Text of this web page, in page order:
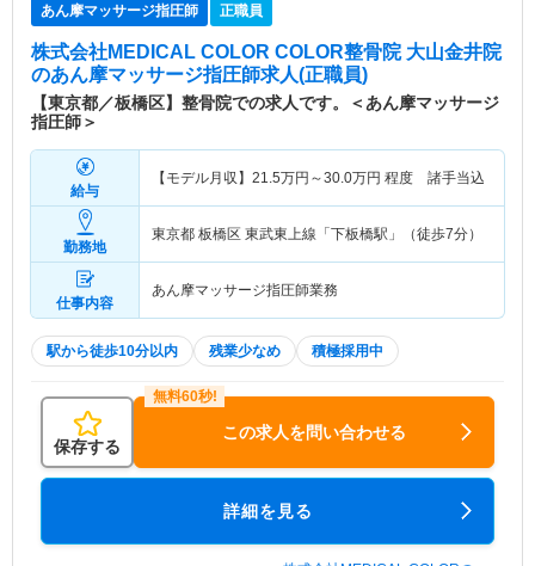
あん摩マッサージ指圧師 正職員
株式会社MEDICAL COLOR COLOR整骨院 大山金井院
のあん摩マッサージ指圧師求人(正職員)
【東京都／板橋区】整骨院での求人です。＜あん摩マッサージ
指圧師＞
給与
【モデル月収】 21.5万円～30.0万円 程度 諸手当込
勤務地
東京都 板橋区 東武東上線「下板橋駅」（徒歩7分）
仕事内容
あん摩マッサージ指圧師業務
駅から徒歩10分以内 残業少なめ 積極採用中
保存する
この求人を問い合わせる
詳細を見る